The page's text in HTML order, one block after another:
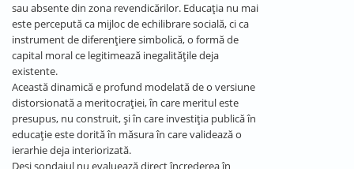
sau absente din zona revendicărilor. Educația nu mai
este percepută ca mijloc de echilibrare socială, ci ca
instrument de diferențiere simbolică, o formă de
capital moral ce legitimează inegalitățile deja
existente.
Această dinamică e profund modelată de o versiune
distorsionată a meritocrației, în care meritul este
presupus, nu construit, și în care investiția publică în
educație este dorită în măsura în care validează o
ierarhie deja interiorizată.
Deși sondajul nu evaluează direct încrederea în